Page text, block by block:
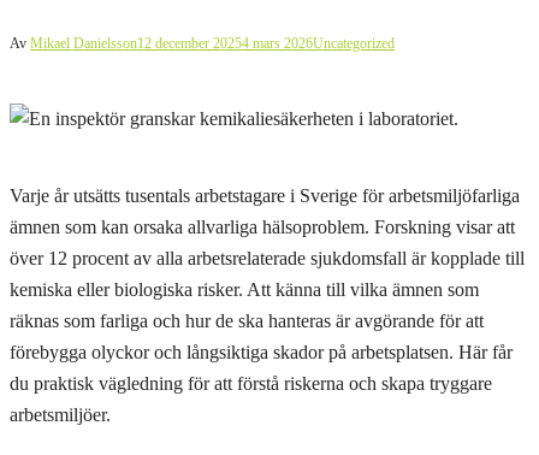
Av Mikael Danielsson12 december 20254 mars 2026Uncategorized
Varje år utsätts tusentals arbetstagare i Sverige för arbetsmiljöfarliga
ämnen som kan orsaka allvarliga hälsoproblem. Forskning visar att
över 12 procent av alla arbetsrelaterade sjukdomsfall är kopplade till
kemiska eller biologiska risker. Att känna till vilka ämnen som
räknas som farliga och hur de ska hanteras är avgörande för att
förebygga olyckor och långsiktiga skador på arbetsplatsen. Här får
du praktisk vägledning för att förstå riskerna och skapa tryggare
arbetsmiljöer.